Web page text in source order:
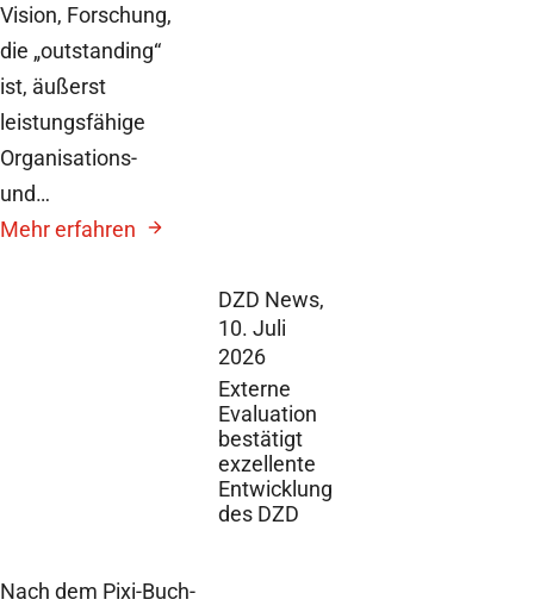
DZD News,
10. Juli
2026
Externe
Evaluation
bestätigt
exzellente
Entwicklung
des DZD
Vision, Forschung,
die „outstanding“
ist, äußerst
leistungsfähige
Organisations-
und…
Mehr erfahren
Nach dem Pixi-Buch-